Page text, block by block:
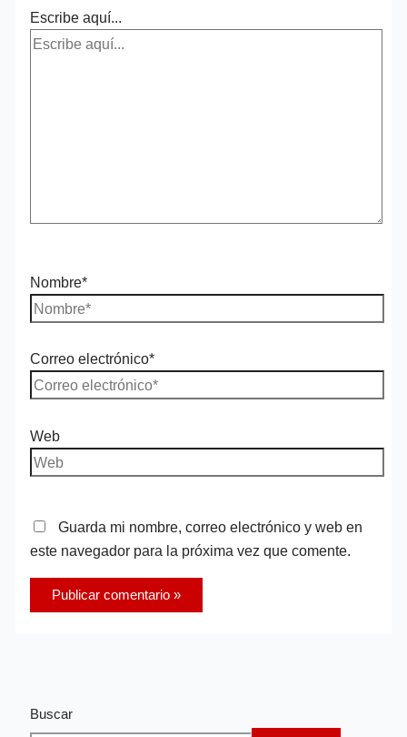
Escribe aquí...
Nombre*
Correo electrónico*
Web
Guarda mi nombre, correo electrónico y web en
este navegador para la próxima vez que comente.
Buscar